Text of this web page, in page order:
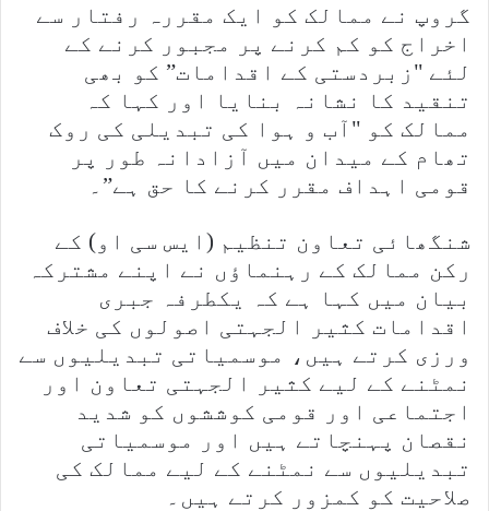
گروپ نے ممالک کو ایک مقررہ رفتار سے
اخراج کو کم کرنے پر مجبور کرنے کے
لئے "زبردستی کے اقدامات” کو بھی
تنقید کا نشانہ بنایا اور کہا کہ
ممالک کو "آب و ہوا کی تبدیلی کی روک
تھام کے میدان میں آزادانہ طور پر
قومی اہداف مقرر کرنے کا حق ہے”۔
شنگھائی تعاون تنظیم (ایس سی او) کے
رکن ممالک کے رہنماؤں نے اپنے مشترکہ
بیان میں کہا ہے کہ یکطرفہ جبری
اقدامات کثیر الجہتی اصولوں کی خلاف
ورزی کرتے ہیں، موسمیاتی تبدیلیوں سے
نمٹنے کے لیے کثیر الجہتی تعاون اور
اجتماعی اور قومی کوششوں کو شدید
نقصان پہنچاتے ہیں اور موسمیاتی
تبدیلیوں سے نمٹنے کے لیے ممالک کی
صلاحیت کو کمزور کرتے ہیں۔